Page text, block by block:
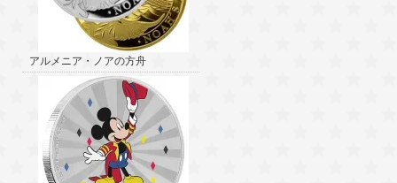
アルメニア・ノアの方舟